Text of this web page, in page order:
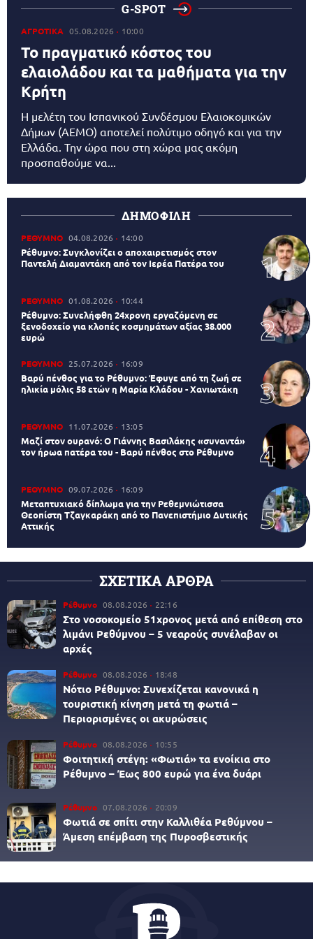
G-SPOT
ΑΓΡΟΤΙΚΑ 05.08.2026 10:00
Το πραγματικό κόστος του
ελαιολάδου και τα μαθήματα για την
Κρήτη
Η μελέτη του Ισπανικού Συνδέσμου Ελαιοκομικών
Δήμων (AEMO) αποτελεί πολύτιμο οδηγό και για την
Ελλάδα. Την ώρα που στη χώρα μας ακόμη
προσπαθούμε να...
ΔΗΜΟΦΙΛΗ
ΡΕΘΥΜΝΟ 04.08.2026 14:00
Ρέθυμνο: Συγκλονίζει ο αποχαιρετισμός στον
Παντελή Διαμαντάκη από τον Ιερέα Πατέρα του
ΡΕΘΥΜΝΟ 01.08.2026 10:44
Ρέθυμνο: Συνελήφθη 24χρονη εργαζόμενη σε
ξενοδοχείο για κλοπές κοσμημάτων αξίας 38.000
ευρώ
ΡΕΘΥΜΝΟ 25.07.2026 16:09
Βαρύ πένθος για το Ρέθυμνο: Έφυγε από τη ζωή σε
ηλικία μόλις 58 ετών η Μαρία Κλάδου - Χανιωτάκη
ΡΕΘΥΜΝΟ 11.07.2026 13:05
Μαζί στον ουρανό: Ο Γιάννης Βασιλάκης «συναντά»
τον ήρωα πατέρα του - Βαρύ πένθος στο Ρέθυμνο
ΡΕΘΥΜΝΟ 09.07.2026 16:09
Μεταπτυχιακό δίπλωμα για την Ρεθεμνιώτισσα
Θεοπίστη Τζαγκαράκη από το Πανεπιστήμιο Δυτικής
Αττικής
ΣΧΕΤΙΚΑ ΑΡΘΡΑ
Ρέθυμνο 08.08.2026 22:16
Στο νοσοκομείο 51χρονος μετά από επίθεση στο
λιμάνι Ρεθύμνου – 5 νεαρούς συνέλαβαν οι
αρχές
Ρέθυμνο 08.08.2026 18:48
Νότιο Ρέθυμνο: Συνεχίζεται κανονικά η
τουριστική κίνηση μετά τη φωτιά –
Περιορισμένες οι ακυρώσεις
Ρέθυμνο 08.08.2026 10:55
Φοιτητική στέγη: «Φωτιά» τα ενοίκια στο
Ρέθυμνο – Έως 800 ευρώ για ένα δυάρι
Ρέθυμνο 07.08.2026 20:09
Φωτιά σε σπίτι στην Καλλιθέα Ρεθύμνου –
Άμεση επέμβαση της Πυροσβεστικής